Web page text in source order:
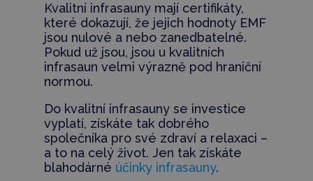
Kvalitní infrasauny mají certifikáty,
které dokazují, že jejich hodnoty EMF
jsou nulové a nebo zanedbatelné.
Pokud už jsou, jsou u kvalitních
infrasaun velmi výrazně pod hraniční
normou.
Do kvalitní infrasauny se investice
vyplatí, získáte tak dobrého
společníka pro své zdraví a relaxaci –
a to na celý život. Jen tak získáte
blahodárné účinky infrasauny.